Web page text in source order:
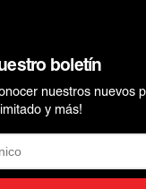
boletín
nuestros nuevos
y más!